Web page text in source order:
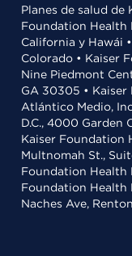
Planes de salud de
Foundation Health
California y Hawái
Colorado • Kaiser
Nine Piedmont
GA 30305 •
Atlántico Medio,
D.C., 4000 Garden
Kaiser Foundation
Multnomah St.,
Foundation Health
Foundation Health
Naches Ave,